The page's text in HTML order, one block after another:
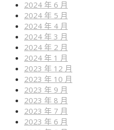
2024 年 6 月
2024 年 5 月
2024 年 4 月
2024 年 3 月
2024 年 2 月
2024 年 1 月
2023 年 12 月
2023 年 10 月
2023 年 9 月
2023 年 8 月
2023 年 7 月
2023 年 6 月